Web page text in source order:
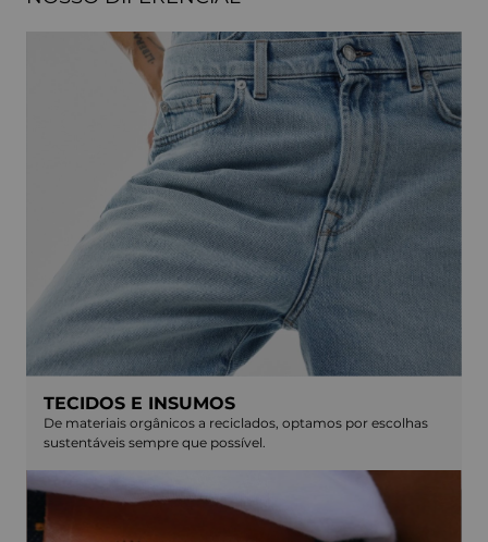
TECIDOS E INSUMOS
De materiais orgânicos a reciclados, optamos por escolhas
sustentáveis sempre que possível.